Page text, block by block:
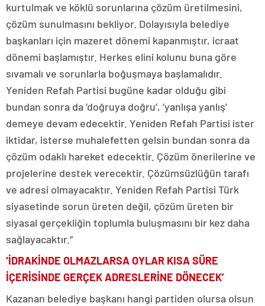
kurtulmak ve köklü sorunlarına çözüm üretilmesini,
çözüm sunulmasını bekliyor. Dolayısıyla belediye
başkanları için mazeret dönemi kapanmıştır, icraat
dönemi başlamıştır. Herkes elini kolunu buna göre
sıvamalı ve sorunlarla boğuşmaya başlamalıdır.
Yeniden Refah Partisi bugüne kadar olduğu gibi
bundan sonra da ‘doğruya doğru’, ‘yanlışa yanlış’
demeye devam edecektir. Yeniden Refah Partisi ister
iktidar, isterse muhalefetten gelsin bundan sonra da
çözüm odaklı hareket edecektir. Çözüm önerilerine ve
projelerine destek verecektir. Çözümsüzlüğün tarafı
ve adresi olmayacaktır. Yeniden Refah Partisi Türk
siyasetinde sorun üreten değil, çözüm üreten bir
siyasal gerçekliğin toplumla buluşmasını bir kez daha
sağlayacaktır.”
‘İDRAKİNDE OLMAZLARSA OYLAR KISA SÜRE
İÇERİSİNDE GERÇEK ADRESLERİNE DÖNECEK’
Kazanan belediye başkanı hangi partiden olursa olsun